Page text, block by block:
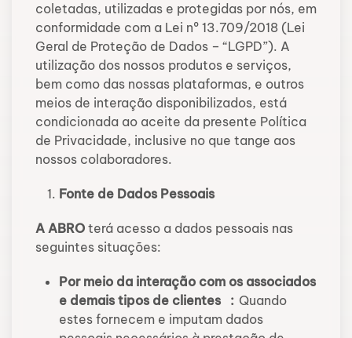
coletadas, utilizadas e protegidas por nós, em
conformidade com a Lei nº 13.709/2018 (Lei
Geral de Proteção de Dados – “LGPD”). A
utilização dos nossos produtos e serviços,
bem como das nossas plataformas, e outros
meios de interação disponibilizados, está
condicionada ao aceite da presente Política
de Privacidade, inclusive no que tange aos
nossos colaboradores.
Fonte de Dados Pessoais
A ABRO terá acesso a dados pessoais nas
seguintes situações:
Por meio da interação com os associados
e demais tipos de clientes : Quando
estes fornecem e imputam dados